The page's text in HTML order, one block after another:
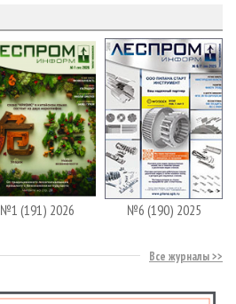
№1 (191) 2026 №6 (190) 2025
Все журналы